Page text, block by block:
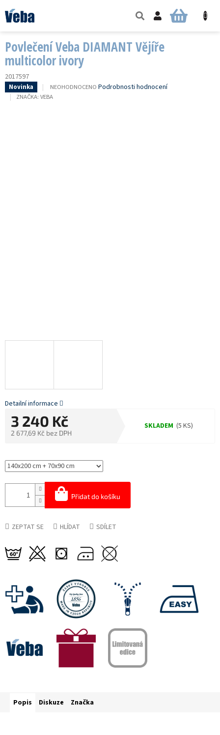
na
obsah
NÁKUPNÍ
Povlečení Veba DIAMANT Vějíře
multicolor ivory
2017597
Novinka
PRŮMĚRNÉ
HODNOCENÍ
NEOHODNOCENO Podrobnosti hodnocení
ZNAČKA: VEBA
3 240 Kč
2 677,69 Kč bez DPH
SKLADEM (5 KS)
Přidat do košíku
Detailní informace
ZEPTAT SE HLÍDAT SDÍLET
Popis Diskuze Značka